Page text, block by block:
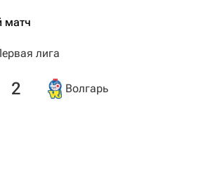
матч
лига
2 Волгарь